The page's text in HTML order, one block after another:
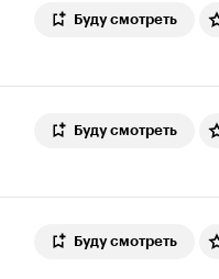
Буду смотреть
Буду смотреть
Буду смотреть